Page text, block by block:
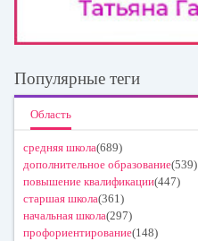
Популярные теги
Область
средняя школа(689)
дополнительное образование(539)
повышение квалификации(447)
старшая школа(361)
начальная школа(297)
профориентирование(148)